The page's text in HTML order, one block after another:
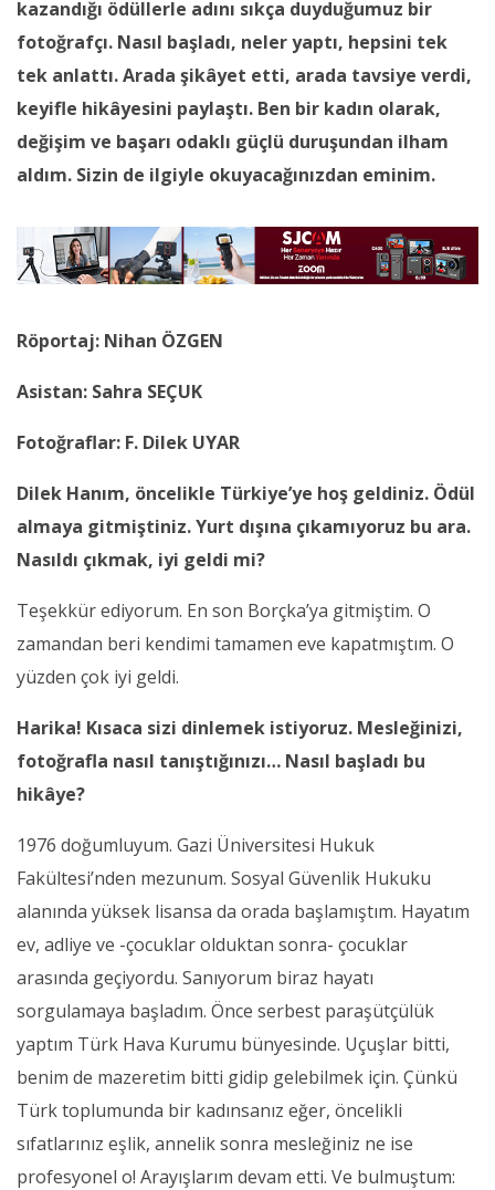
kazandığı ödüllerle adını sıkça duyduğumuz bir
fotoğrafçı. Nasıl başladı, neler yaptı, hepsini tek
tek anlattı. Arada şikâyet etti, arada tavsiye verdi,
keyifle hikâyesini paylaştı. Ben bir kadın olarak,
değişim ve başarı odaklı güçlü duruşundan ilham
aldım. Sizin de ilgiyle okuyacağınızdan eminim.
Röportaj: Nihan ÖZGEN
Asistan: Sahra SEÇUK
Fotoğraflar: F. Dilek UYAR
Dilek Hanım, öncelikle Türkiye’ye hoş geldiniz. Ödül
almaya gitmiştiniz. Yurt dışına çıkamıyoruz bu ara.
Nasıldı çıkmak, iyi geldi mi?
Teşekkür ediyorum. En son Borçka’ya gitmiştim. O
zamandan beri kendimi tamamen eve kapatmıştım. O
yüzden çok iyi geldi.
Harika! Kısaca sizi dinlemek istiyoruz. Mesleğinizi,
fotoğrafla nasıl tanıştığınızı… Nasıl başladı bu
hikâye?
1976 doğumluyum. Gazi Üniversitesi Hukuk
Fakültesi’nden mezunum. Sosyal Güvenlik Hukuku
alanında yüksek lisansa da orada başlamıştım. Hayatım
ev, adliye ve -çocuklar olduktan sonra- çocuklar
arasında geçiyordu. Sanıyorum biraz hayatı
sorgulamaya başladım. Önce serbest paraşütçülük
yaptım Türk Hava Kurumu bünyesinde. Uçuşlar bitti,
benim de mazeretim bitti gidip gelebilmek için. Çünkü
Türk toplumunda bir kadınsanız eğer, öncelikli
sıfatlarınız eşlik, annelik sonra mesleğiniz ne ise
profesyonel o! Arayışlarım devam etti. Ve bulmuştum: